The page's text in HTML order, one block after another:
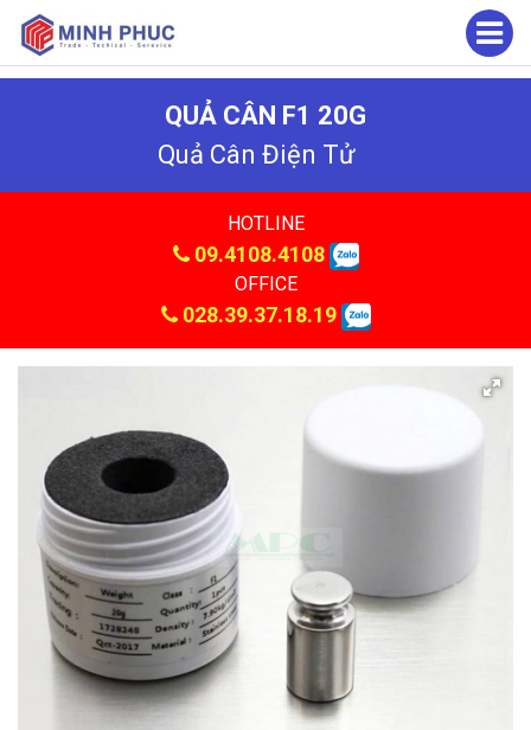
QUẢ CÂN F1 20G
Quả Cân Điện Tử
HOTLINE
09.4108.4108
OFFICE
028.39.37.18.19